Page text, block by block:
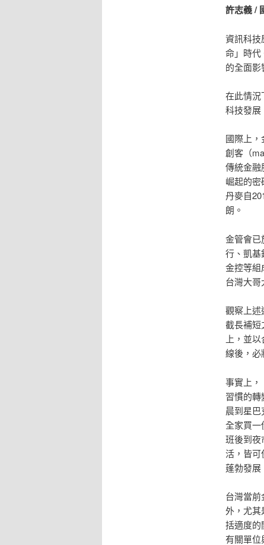
許志義 /
資訊科技
命」時代
的全面影
在此情況
科技發展
國際上
創客（
傳統金融
崛起的
丹麥自
朗。
金管會已
行、凱基
金控等組
台灣大哥
觀察上述
截長補短
上，並
線後，必
事實上，
習慣的
晨到星
全家買一
班後到
活，皆可
蓬勃發展
台灣當
外，尤其
括適度的
有關單位